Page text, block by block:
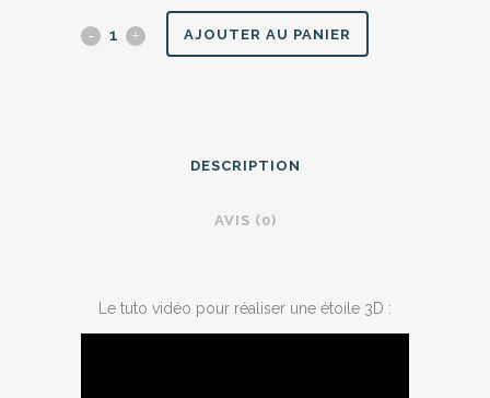
Etoile AJOUTER AU PANIER
DESCRIPTION
AVIS (0)
Le tuto vidéo pour réaliser une étoile 3D :